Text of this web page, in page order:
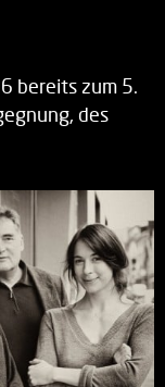
bereits zum 5.
des